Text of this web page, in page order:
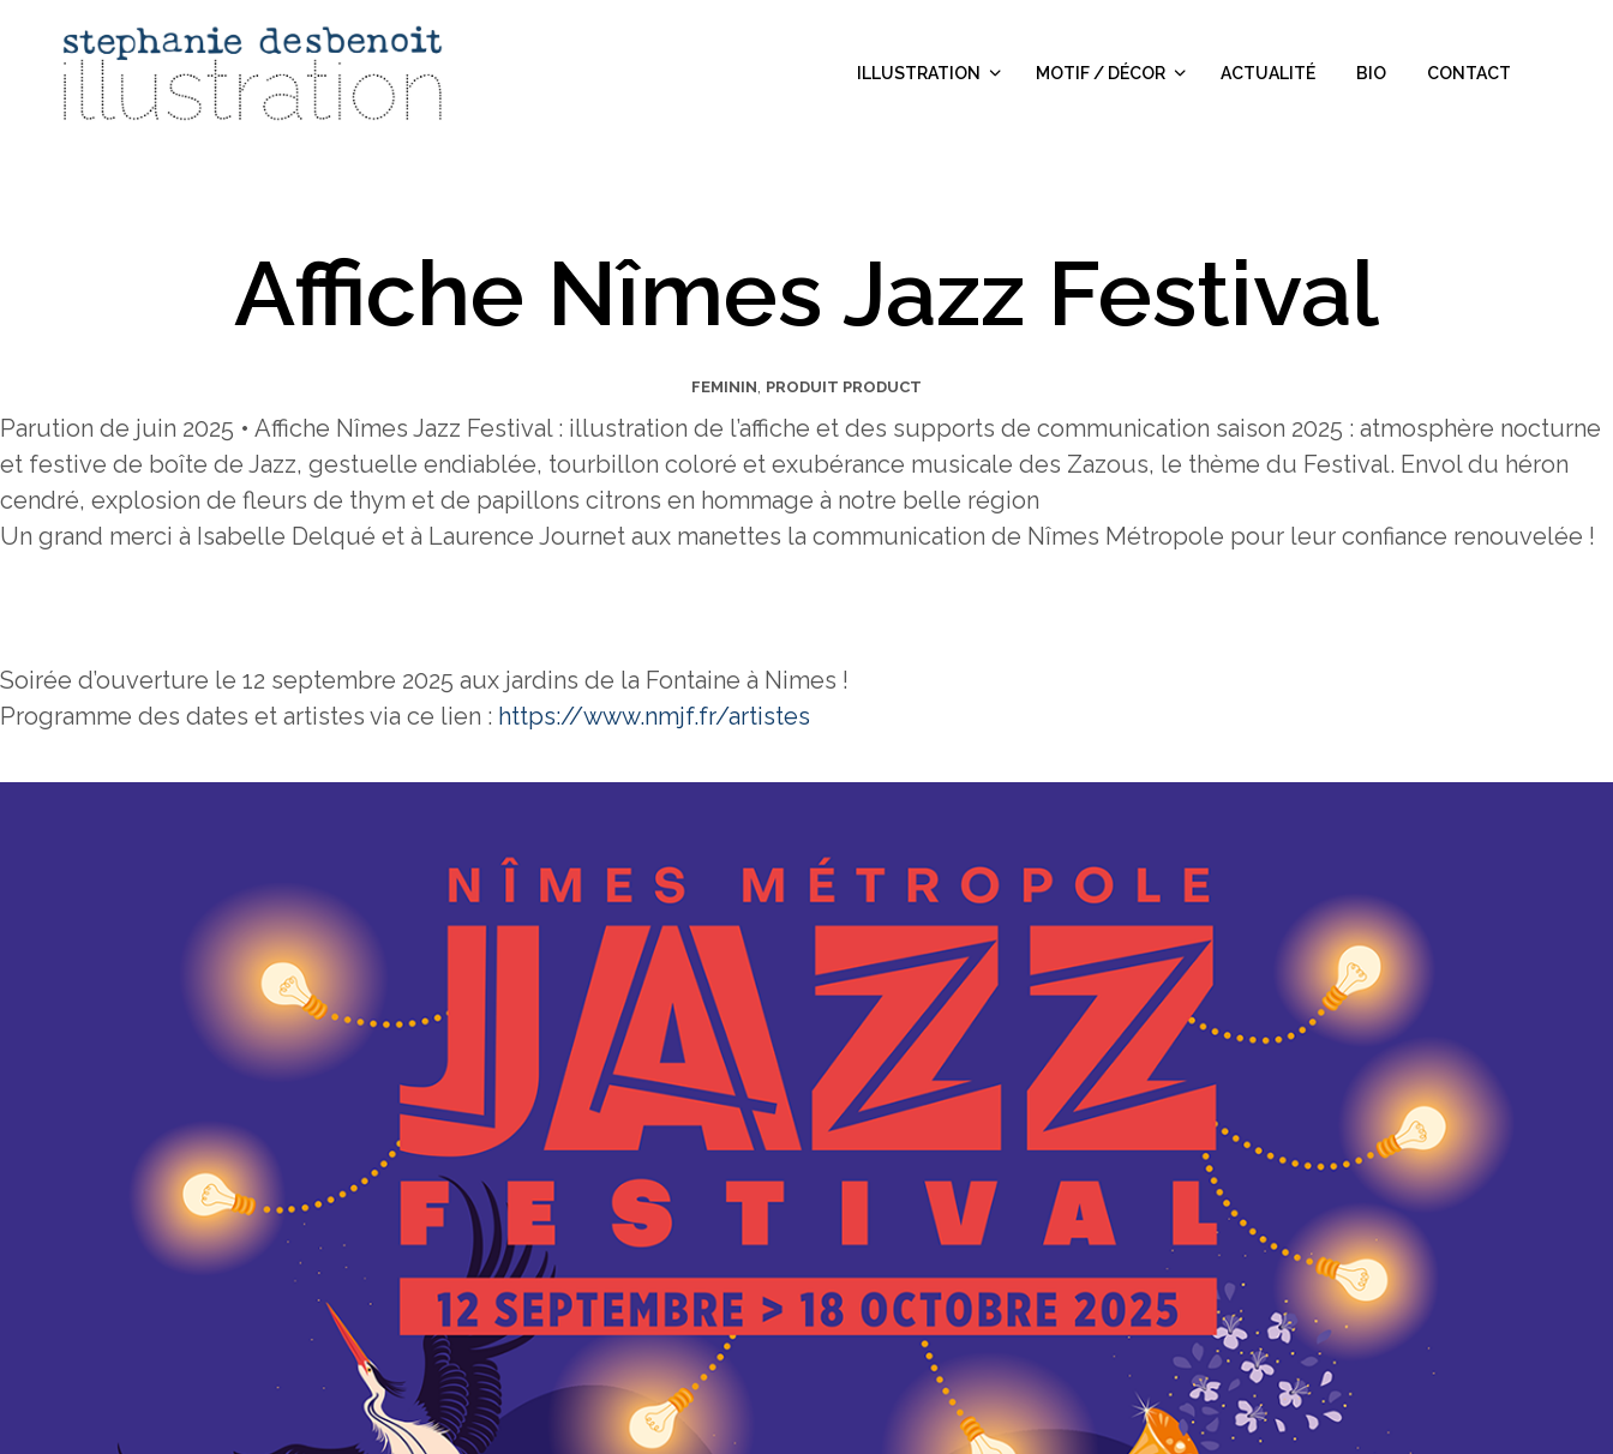
ILLUSTRATION MOTIF / DÉCOR ACTUALITÉ BIO CONTACT
Affiche Nîmes Jazz Festival
FEMININ, PRODUIT PRODUCT
Parution de juin 2025 • Affiche Nîmes Jazz Festival : illustration de l’affiche et des supports de communication saison 2025 : atmosphère nocturne
et festive de boîte de Jazz, gestuelle endiablée, tourbillon coloré et exubérance musicale des Zazous, le thème du Festival. Envol du héron
cendré, explosion de fleurs de thym et de papillons citrons en hommage à notre belle région
Un grand merci à Isabelle Delqué et à Laurence Journet aux manettes la communication de Nîmes Métropole pour leur confiance renouvelée !
Soirée d’ouverture le 12 septembre 2025 aux jardins de la Fontaine à Nimes !
Programme des dates et artistes via ce lien : https://www.nmjf.fr/artistes